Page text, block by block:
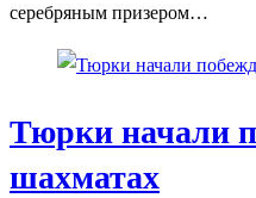
серебряным призером…
Тюрки начали
шахматах